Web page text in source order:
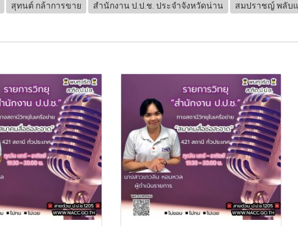
สุทนต์ กล้าการขาย สำนักงาน ป.ป.ช. ประจำจังหวัดน่าน สมปราชญ์ พลับ